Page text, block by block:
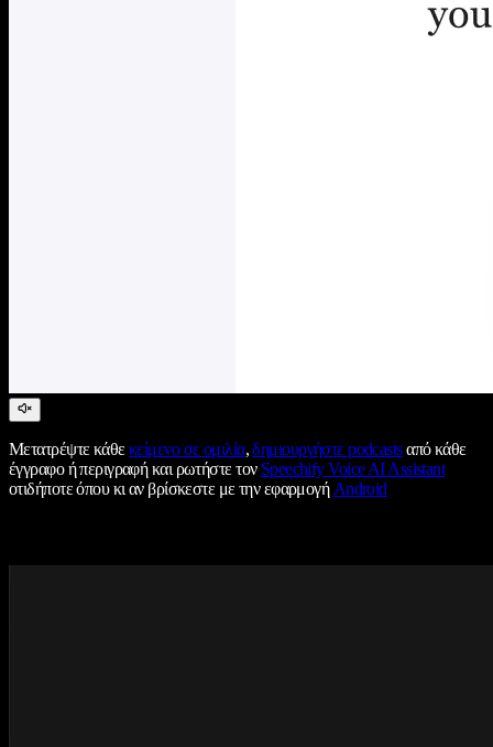
Μετατρέψτε κάθεκείμενο σε ομιλία,δημιουργήστε podcastsαπό κάθε
έγγραφο ή περιγραφή και ρωτήστε τον Speechify Voice AI Assistant
οτιδήποτε όπου κι αν βρίσκεστε με την εφαρμογήAndroid